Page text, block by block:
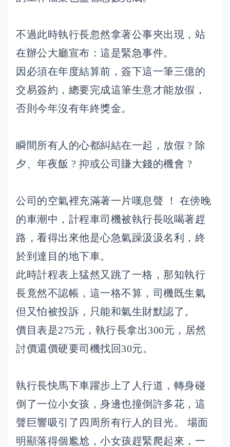
不過此時執行長忽然拿著公事夾出現，站
在辦公大廳宣布：這是緊急事件。
因必須在年度結算前，簽下這一筆三億的
交易簽約，總要完成這筆生意才能放假，
否則今年沒有年終獎金。
瞬間所有人的心都糾結在一起，放假 ? 除
夕、年夜飯 ? 抑或公司賺大錢的機會 ?
公司的空氣裡充滿著一片嘆息聲 ！ 在傍晚
的車潮中，計程車司機被執行長吆喝著趕
路，看得出來他是心急氣躁汲汲名利，終
於到達目的地下車。
此時計程表上猛然又跳了一格，那知執行
長竟然不認帳，這一格不算，司機既生氣
但又怕被投訴，只能和氣生財默認了。
價目表是275元，執行長拿出300元，居然
討價還價硬要司機找回30元。
執行長快馬下車躍步上了人行道，轉身碰
倒了一位小女孩，身邊也撞倒許多花，這
聲巨響吸引了四周所有行人的目光。 場面
明顯落得個尷尬，小女孩趕緊爬起來，一